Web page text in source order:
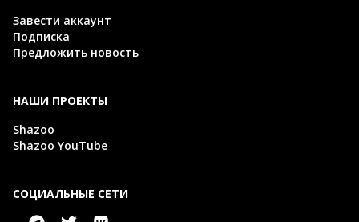
Завести аккаунт
Подписка
Предложить новость
НАШИ ПРОЕКТЫ
Shazoo
Shazoo YouTube
СОЦИАЛЬНЫЕ СЕТИ